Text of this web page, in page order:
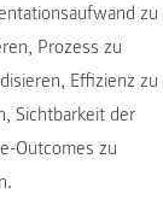
zu
Prozess zu
Effizienz zu
Sichtbarkeit der
Outcomes zu